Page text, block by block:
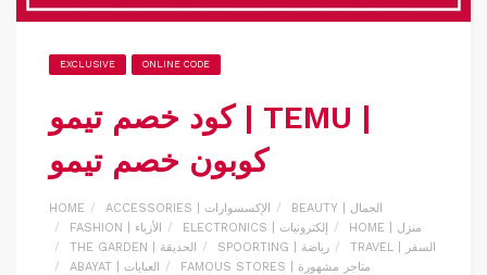
EXCLUSIVE ONLINE CODE
كود خصم تيمو | TEMU |
كوبون خصم تيمو
HOME ACCESSORIES | الإكسسوارات
BEAUTY | الجمال
FASHION | الأزياء
ELECTRONICS | إلكترونيات
HOME | منزل
THE GARDEN | الحديقة
SPOORTING | رياضة
TRAVEL | السفر
ABAYAT | العبايات
FAMOUS STORES | متاجر مشهورة